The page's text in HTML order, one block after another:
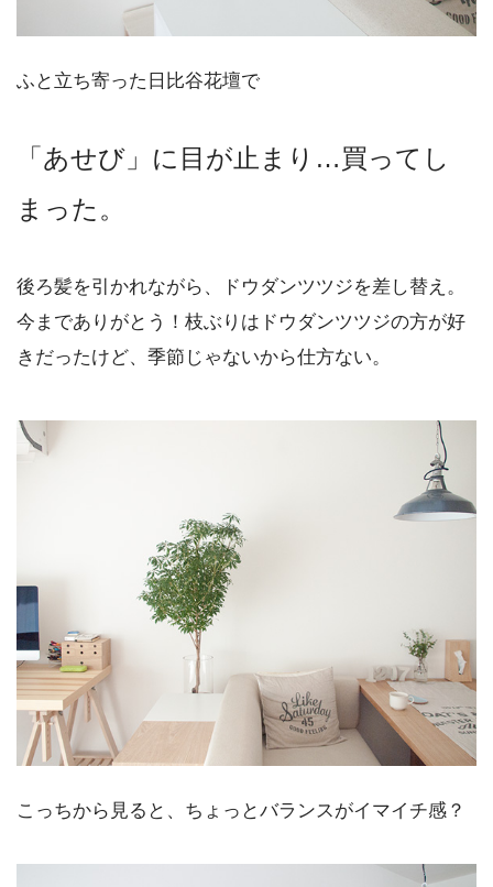
ふと立ち寄った日比谷花壇で
「あせび」に目が止まり…買ってし
まった。
後ろ髪を引かれながら、ドウダンツツジを差し替え。
今までありがとう！枝ぶりはドウダンツツジの方が好
きだったけど、季節じゃないから仕方ない。
こっちから見ると、ちょっとバランスがイマイチ感？